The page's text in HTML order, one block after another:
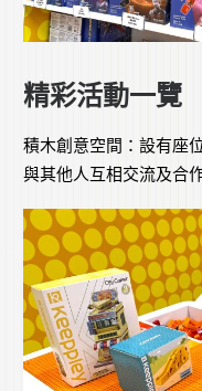
精彩活動一覽
積木創意空間：設有座
與其他人互相交流及合